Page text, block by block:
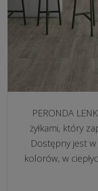
PERONDA
żyłkami, który
Dostępny jest
kolorów, w